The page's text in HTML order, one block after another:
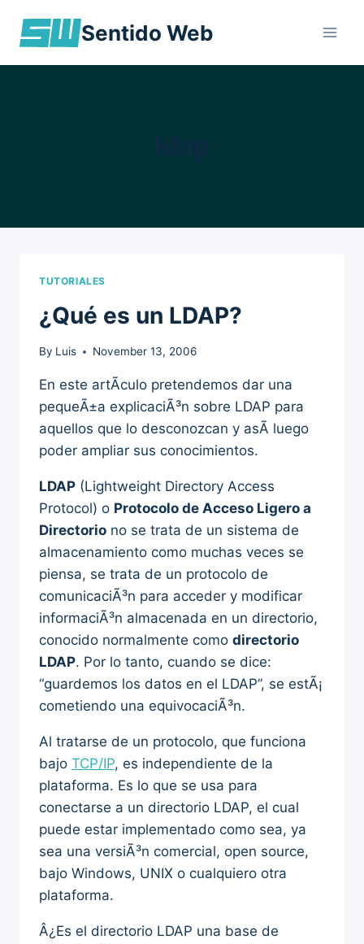
Sentido Web
TUTORIALES
¿Qué es un LDAP?
By Luis November 13, 2006
En este artÃ­culo pretendemos dar una
pequeÃ±a explicaciÃ³n sobre LDAP para
aquellos que lo desconozcan y asÃ­ luego
poder ampliar sus conocimientos.
LDAP (Lightweight Directory Access
Protocol) o Protocolo de Acceso Ligero a
Directorio no se trata de un sistema de
almacenamiento como muchas veces se
piensa, se trata de un protocolo de
comunicaciÃ³n para acceder y modificar
informaciÃ³n almacenada en un directorio,
conocido normalmente como directorio
LDAP. Por lo tanto, cuando se dice:
“guardemos los datos en el LDAP”, se estÃ¡
cometiendo una equivocaciÃ³n.
Al tratarse de un protocolo, que funciona
bajo TCP/IP, es independiente de la
plataforma. Es lo que se usa para
conectarse a un directorio LDAP, el cual
puede estar implementado como sea, ya
sea una versiÃ³n comercial, open source,
bajo Windows, UNIX o cualquiero otra
plataforma.
Â¿Es el directorio LDAP una base de